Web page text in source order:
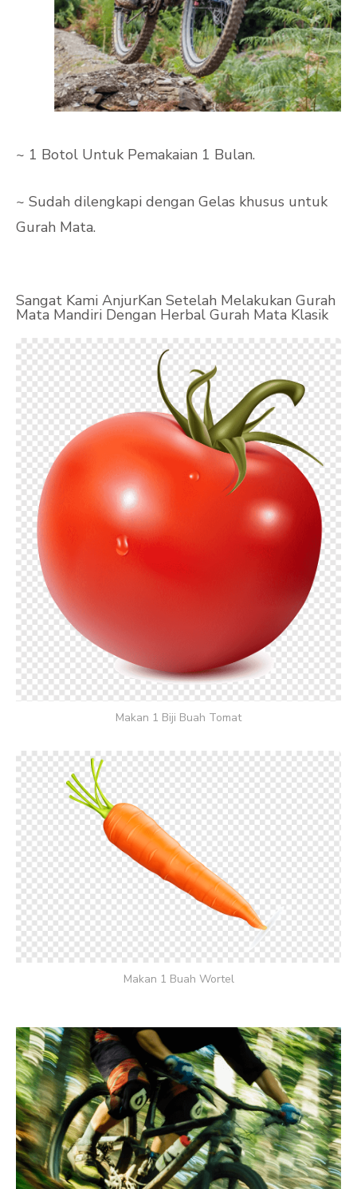
~ 1 Botol Untuk Pemakaian 1 Bulan.
~ Sudah dilengkapi dengan Gelas khusus untuk
Gurah Mata.
Sangat Kami AnjurKan Setelah Melakukan Gurah
Mata Mandiri Dengan Herbal Gurah Mata Klasik
Makan 1 Biji Buah Tomat
Makan 1 Buah Wortel